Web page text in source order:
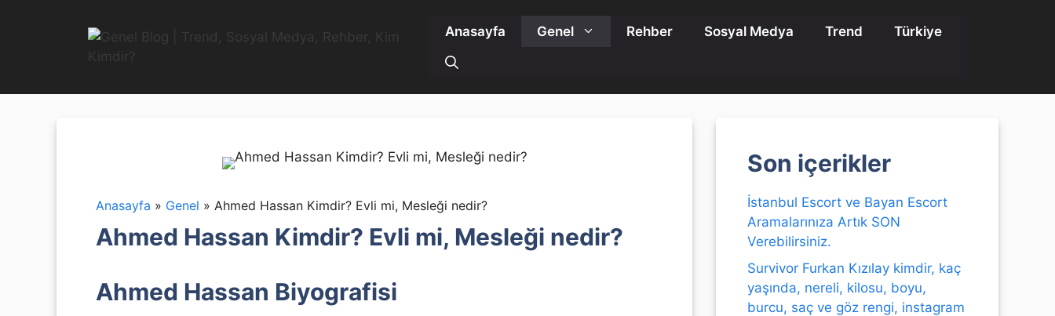
Anasayfa Genel Rehber Sosyal Medya Trend Türkiye
Anasayfa » Genel » Ahmed Hassan Kimdir? Evli mi, Mesleği nedir?
Ahmed Hassan Kimdir? Evli mi, Mesleği nedir?
Ahmed Hassan Biyografisi
Son içerikler
İstanbul Escort ve Bayan Escort
Aramalarınıza Artık SON
Verebilirsiniz.
Survivor Furkan Kızılay kimdir, kaç
yaşında, nereli, kilosu, boyu,
burcu, saç ve göz rengi, instagram